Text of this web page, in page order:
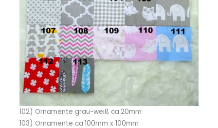
102) Ornamente grau-weiß ca.20mm
103) Ornamente ca.100mm x 100mm